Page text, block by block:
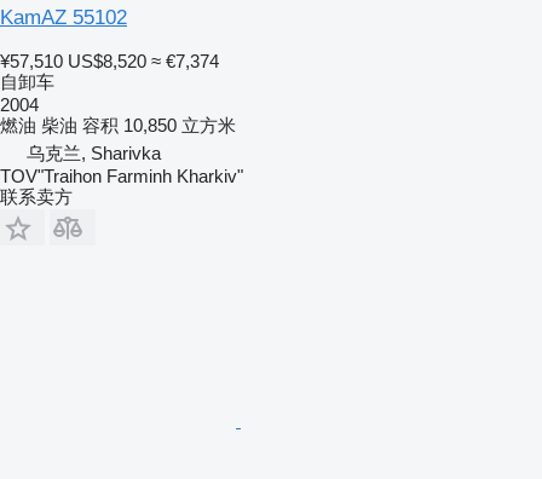
KamAZ 55102
¥57,510 US$8,520 ≈ €7,374
自卸车
2004
燃油 柴油 容积 10,850 立方米
乌克兰, Sharivka
TOV"Traihon Farminh Kharkiv"
联系卖方